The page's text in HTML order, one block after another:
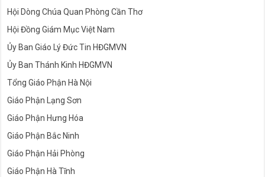
Hội Dòng Chúa Quan Phòng Cần Thơ
Hội Đồng Giám Mục Việt Nam
Ủy Ban Giáo Lý Đức Tin HĐGMVN
Ủy Ban Thánh Kinh HĐGMVN
Tổng Giáo Phận Hà Nội
Giáo Phận Lạng Sơn
Giáo Phận Hưng Hóa
Giáo Phận Bắc Ninh
Giáo Phận Hải Phòng
Giáo Phận Hà Tĩnh